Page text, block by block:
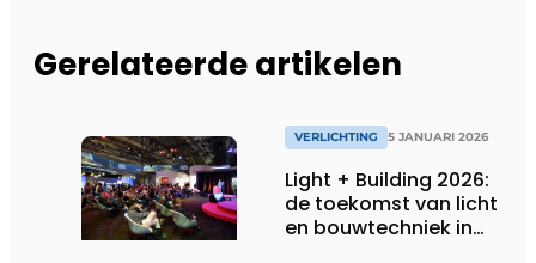
Gerelateerde artikelen
VERLICHTING 5 JANUARI 2026
Light + Building 2026:
de toekomst van licht
en bouwtechniek in